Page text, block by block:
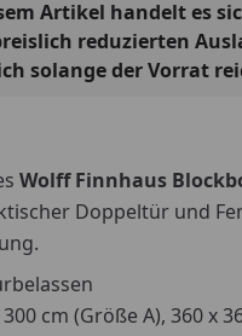
Artikel handelt es
reduzierten
solange der Vorrat
Wolff Finnhaus
Doppeltür und
cm (Größe A), 360 x